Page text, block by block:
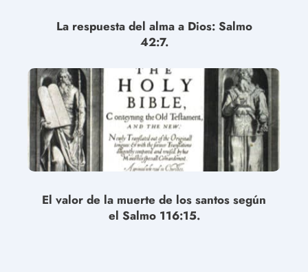
La respuesta del alma a Dios: Salmo
42:7.
El valor de la muerte de los santos según
el Salmo 116:15.